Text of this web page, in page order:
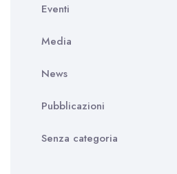
Eventi
Media
News
Pubblicazioni
Senza categoria